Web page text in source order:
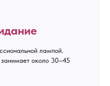
лампой.
около 30–45